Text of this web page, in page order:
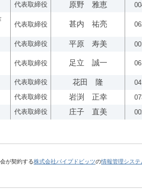
代表取締役 原野 雅恵
代表取締役 甚内 祐亮
代表取締役 平原 寿美
代表取締役 足立 誠一
代表取締役 花田 隆
代表取締役 岩渕 正幸
代表取締役 庄子 直美
が契約する株式会社パイプドビッツの情報管理システ